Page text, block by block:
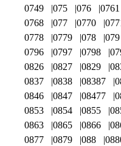
0749
075 076 0761
0768
077 0770
0778
0779 078 079
0796
0797 0798
0826
0827 0829
0837
0838 08387
0846
0847 08477
0853
0854 0855
0863
0865 0866
0877
0879 088